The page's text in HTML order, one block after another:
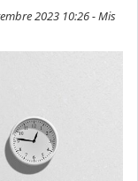
2023 10:26 - Mis